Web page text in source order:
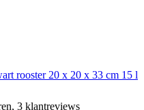
rooster 20 x 20 x 33 cm 15 l
3 klantreviews